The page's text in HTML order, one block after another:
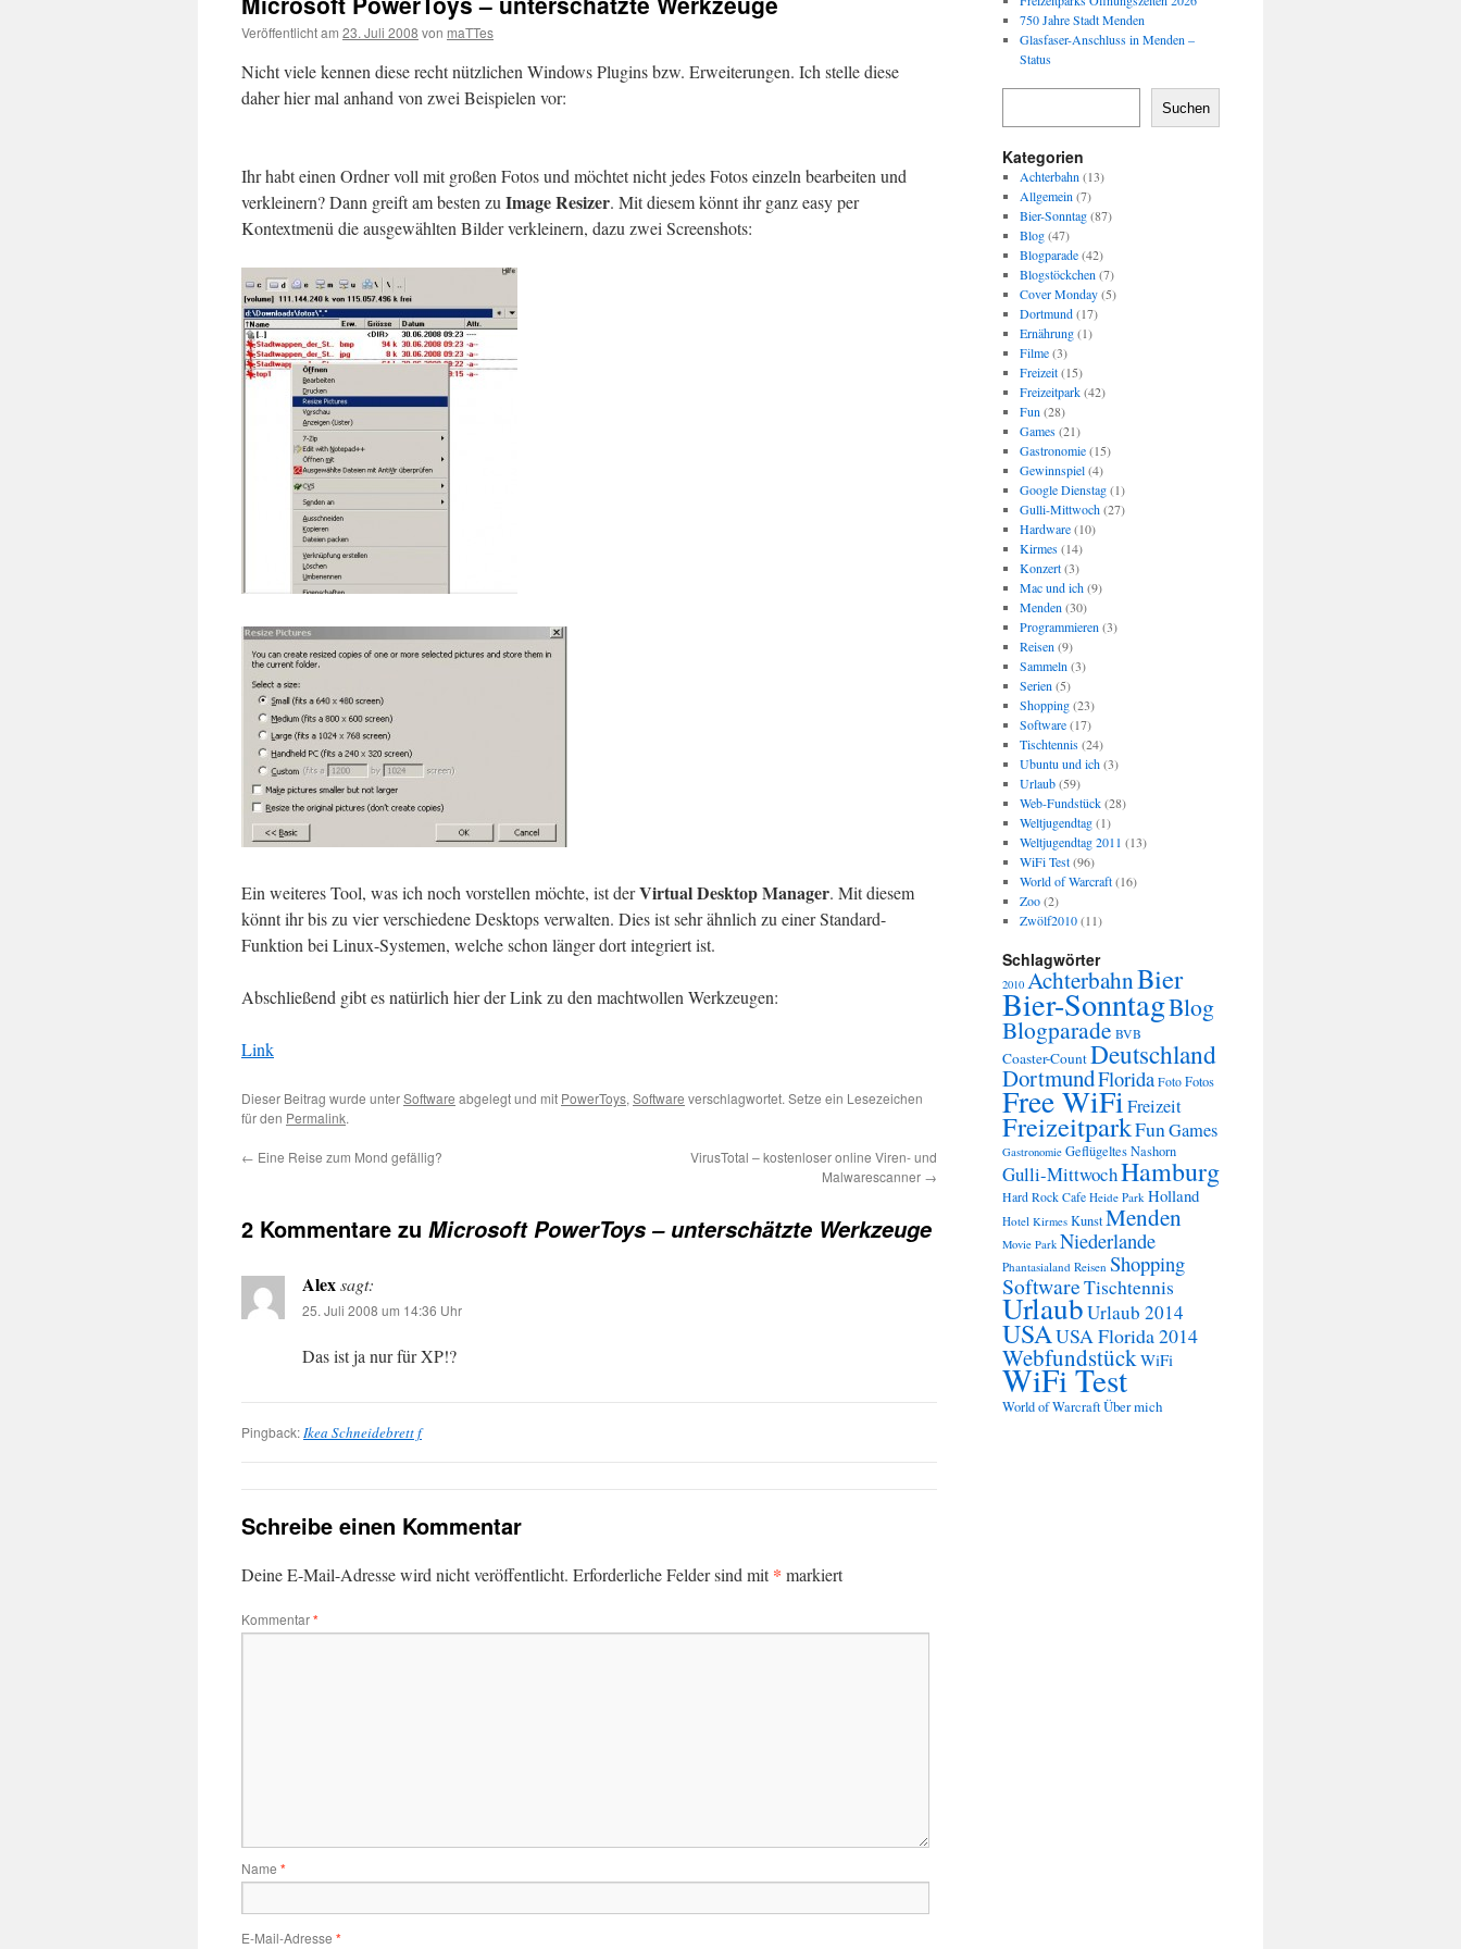
Veröffentlicht am 23. Juli 2008 von maTTes
Nicht viele kennen diese recht nützlichen Windows Plugins bzw. Erweiterungen. Ich stelle diese
daher hier mal anhand von zwei Beispielen vor:
Ihr habt einen Ordner voll mit großen Fotos und möchtet nicht jedes Fotos einzeln bearbeiten und
verkleinern? Dann greift am besten zu Image Resizer. Mit diesem könnt ihr ganz easy per
Kontextmenü die ausgewählten Bilder verkleinern, dazu zwei Screenshots:
Ein weiteres Tool, was ich noch vorstellen möchte, ist derVirtual Desktop Manager. Mit diesem
könnt ihr bis zu vier verschiedene Desktops verwalten. Dies ist sehr ähnlich zu einer Standard-
Funktion bei Linux-Systemen, welche schon länger dort integriert ist.
Abschließend gibt es natürlich hier der Link zu den machtwollen Werkzeugen:
Link
Dieser Beitrag wurde unterSoftware abgelegt und mit PowerToys, Software verschlagwortet. Setze ein Lesezeichen
für den Permalink.
← Eine Reise zum Mond gefällig?
VirusTotal – kostenloser online Viren- und
Malwarescanner →
2 Kommentare zu Microsoft PowerToys – unterschätzte Werkzeuge
Alexsagt:
25. Juli 2008 um 14:36 Uhr
Das ist ja nur für XP!?
Pingback:Ikea Schneidebrett f
Schreibe einen Kommentar
Deine E-Mail-Adresse wird nicht veröffentlicht. Erforderliche Felder sind mit* markiert
Kommentar*
Name *
E-Mail-Adresse *
750 Jahre Stadt Menden
Glasfaser-Anschluss in Menden –
Status
Suchen
Kategorien
Achterbahn (13)
Allgemein (7)
Bier-Sonntag(87)
Blog(47)
Blogparade(42)
Blogstöckchen (7)
Cover Monday(5)
Dortmund(17)
Ernährung(1)
Filme(3)
Freizeit(15)
Freizeitpark(42)
Fun (28)
Games(21)
Gastronomie(15)
Gewinnspiel(4)
Google Dienstag(1)
Gulli-Mittwoch(27)
Hardware(10)
Kirmes(14)
Konzert(3)
Mac und ich(9)
Menden (30)
Programmieren (3)
Reisen (9)
Sammeln (3)
Serien (5)
Shopping(23)
Software(17)
Tischtennis(24)
Ubuntu und ich(3)
Urlaub(59)
Web-Fundstück(28)
Weltjugendtag(1)
Weltjugendtag 2011 (13)
WiFi Test(96)
World of Warcraft(16)
Zoo(2)
Zwölf2010(11)
Schlagwörter
2010 AchterbahnBier
Bier-SonntagBlog
Blogparade BVB
Coaster-CountDeutschland
DortmundFlorida Foto Fotos
Free WiFiFreizeit
FreizeitparkFunGames
Gastronomie Geflügeltes Nashorn
Gulli-MittwochHamburg
Hard Rock Cafe Heide Park Holland
Hotel Kirmes KunstMenden
Movie Park Niederlande
Phantasialand Reisen Shopping
SoftwareTischtennis
UrlaubUrlaub 2014
USAUSA Florida 2014
WebfundstückWiFi
WiFi Test
World of WarcraftÜber mich